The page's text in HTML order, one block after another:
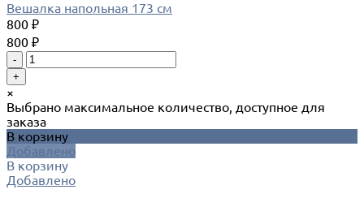
Вешалка напольная 173 см
800 ₽
800 ₽
-
+
×
Выбрано максимальное количество, доступное для
заказа
В корзину
Добавлено
В корзину
Добавлено